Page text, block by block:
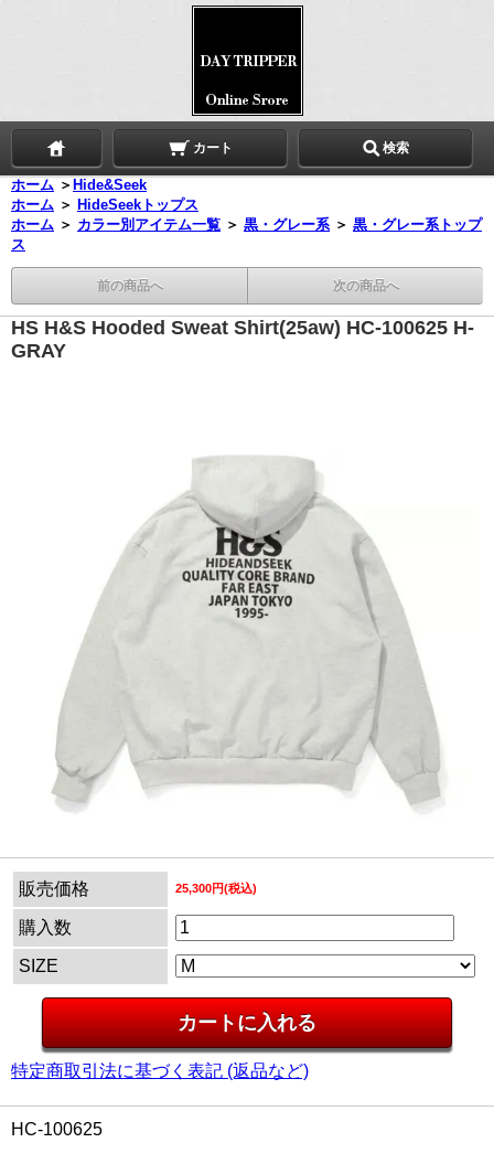
カート 検索
ホーム ＞ Hide&Seek
ホーム ＞ HideSeekトップス
ホーム ＞ カラー別アイテム一覧 ＞ 黒・グレー系 ＞ 黒・グレー系トップ
ス
前の商品へ 次の商品へ
HS H&S Hooded Sweat Shirt(25aw) HC-100625 H-
GRAY
販売価格 25,300円(税込)
購入数
SIZE
特定商取引法に基づく表記 (返品など)
HC-100625